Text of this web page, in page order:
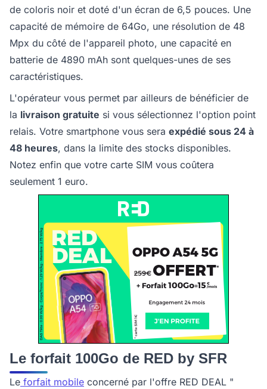
de coloris noir et doté d'un écran de 6,5 pouces. Une
capacité de mémoire de 64Go, une résolution de 48
Mpx du côté de l'appareil photo, une capacité en
batterie de 4890 mAh sont quelques-unes de ses
caractéristiques.
L'opérateur vous permet par ailleurs de bénéficier de
la livraison gratuite si vous sélectionnez l'option point
relais. Votre smartphone vous sera expédié sous 24 à
48 heures, dans la limite des stocks disponibles.
Notez enfin que votre carte SIM vous coûtera
seulement 1 euro.
Le forfait 100Go de RED by SFR
Le forfait mobile concerné par l'offre RED DEAL "